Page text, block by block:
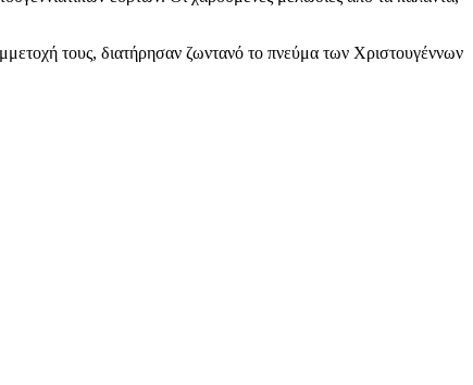
τους, διατήρησαν ζωντανό το πνεύμα των Χριστουγέννων